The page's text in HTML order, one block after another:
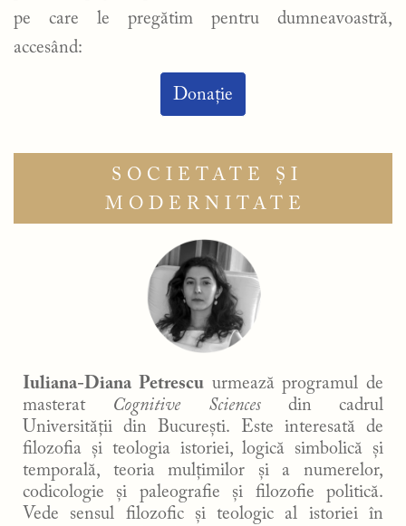
pe care le pregătim pentru dumneavoastră,
accesând:
Donație
SOCIETATE ȘI
MODERNITATE
Iuliana-Diana Petrescuurmează programul de
masterat Cognitive Sciencesdin cadrul
Universității din București. Este interesată de
filozofia și teologia istoriei, logică simbolică și
temporală, teoria mulțimilor și a numerelor,
codicologie și paleografie și filozofie politică.
Vede sensul filozofic și teologic al istoriei în